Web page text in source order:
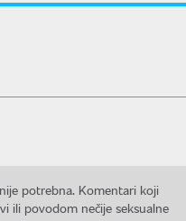
potrebna. Komentari koji
ili povodom nečije seksualne